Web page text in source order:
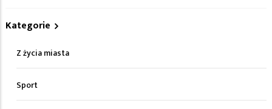
Kategorie
Z życia miasta
Sport